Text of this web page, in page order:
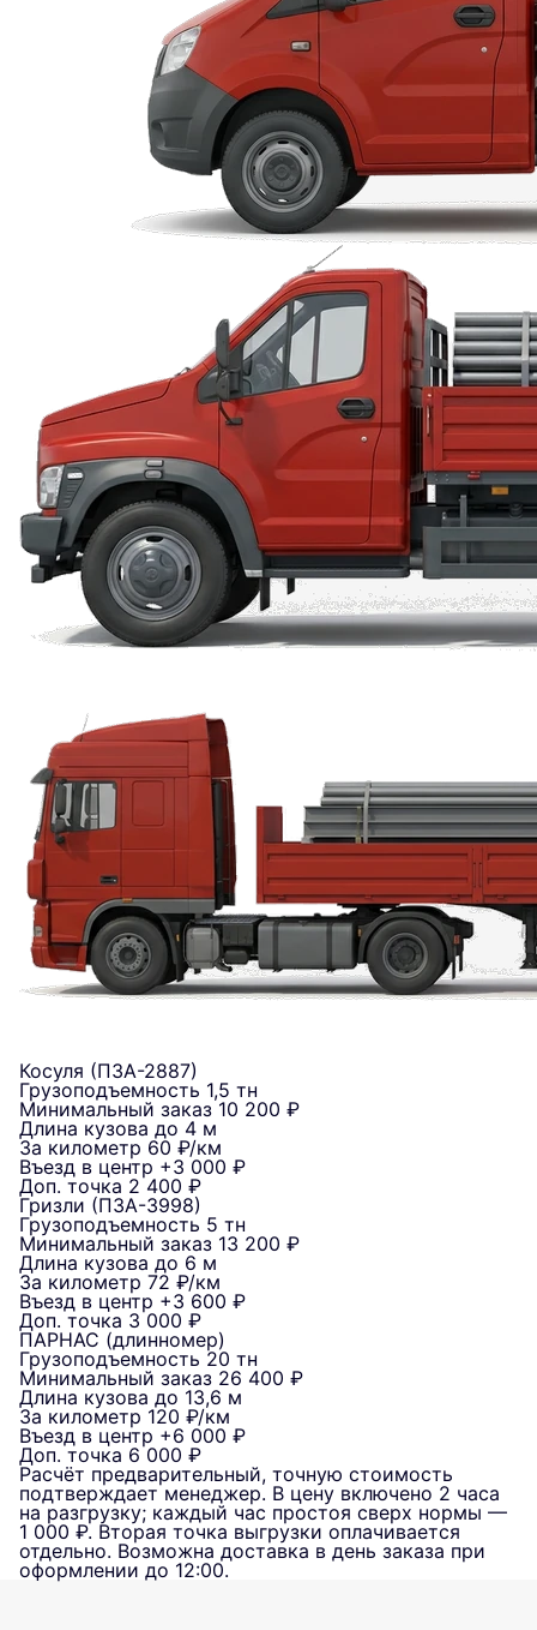
Косуля (ПЗА-2887)
Грузоподъемность 1,5 тн
Минимальный заказ 10 200 ₽
Длина кузова до 4 м
За километр 60 ₽/км
Въезд в центр +3 000 ₽
Доп. точка 2 400 ₽
Гризли (ПЗА-3998)
Грузоподъемность 5 тн
Минимальный заказ 13 200 ₽
Длина кузова до 6 м
За километр 72 ₽/км
Въезд в центр +3 600 ₽
Доп. точка 3 000 ₽
ПАРНАС (длинномер)
Грузоподъемность 20 тн
Минимальный заказ 26 400 ₽
Длина кузова до 13,6 м
За километр 120 ₽/км
Въезд в центр +6 000 ₽
Доп. точка 6 000 ₽
Расчёт предварительный, точную стоимость
подтверждает менеджер. В цену включено 2 часа
на разгрузку; каждый час простоя сверх нормы —
1 000 ₽. Вторая точка выгрузки оплачивается
отдельно. Возможна доставка в день заказа при
оформлении до 12:00.